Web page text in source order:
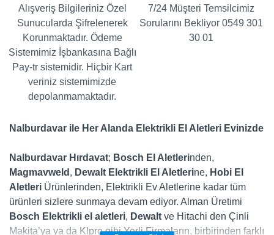
Alışveriş Bilgileriniz Özel
Sunucularda Şifrelenerek
Korunmaktadır. Ödeme
Sistemimiz İşbankasına Bağlı
Pay-tr sistemidir. Hiçbir Kart
veriniz sistemimizde
depolanmamaktadır.
7/24 Müşteri Temsilcimiz
Sorularını Bekliyor 0549 301
30 01
Nalburdavar ile Her Alanda Elektrikli El Aletleri Evinizde
Nalburdavar Hırdavat; Bosch El Aletlerinden,
Magmavweld , Dewalt Elektrikli El Aletlerine, Hobi El
Aletleri Ürünlerinden, Elektrikli Ev Aletlerine kadar tüm
ürünleri sizlere sunmaya devam ediyor. Alman Üretimi
Bosch Elektrikli el aletleri, Dewalt ve Hitachi den Çinli
Makita’ya ya da Klpro gibi Yerli Firmaların, birbirinden farklı